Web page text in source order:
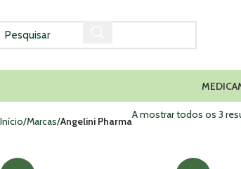
Início Marcas Angelini Pharma
A mostrar todos os 3